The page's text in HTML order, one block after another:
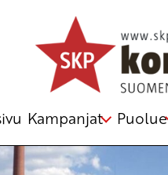
Kampanjat Puolue